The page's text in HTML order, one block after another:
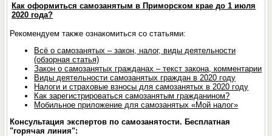
Как оформиться самозанятым в Приморском крае до 1 июля
2020 года?
Рекомендуем также ознакомиться со статьями:
Всё о самозанятых – закон, налог, виды деятельности
(обзорная статья)
Закон о самозанятых гражданах – текст закона, комментарии
Виды деятельности самозанятых граждан в 2020 году
Налоги и страховые взносы для самозанятых в 2020 году
Как зарегистрироваться самозанятым гражданином?
Мобильное приложение для самозанятых «Мой налог»
Консультация экспертов по самозанятости. Бесплатная
"горячая линия":